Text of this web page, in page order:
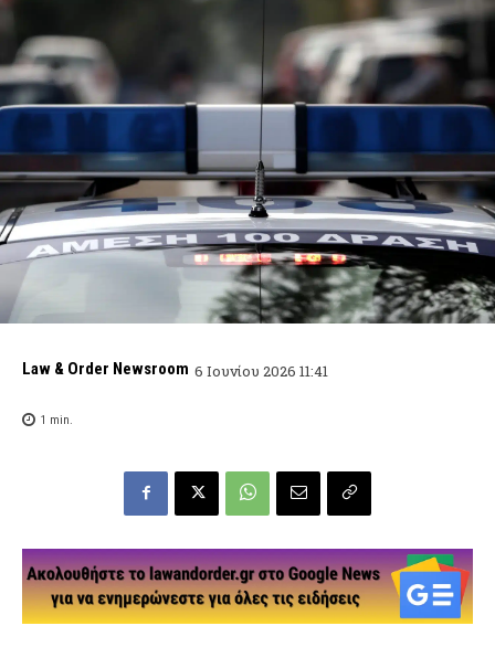
Law & Order Newsroom 6 Ιουνίου 2026 11:41
1 min.